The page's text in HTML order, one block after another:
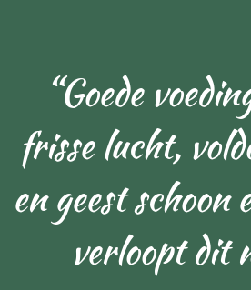
“Goede
frisse lucht,
en geest schoon
verloopt dit